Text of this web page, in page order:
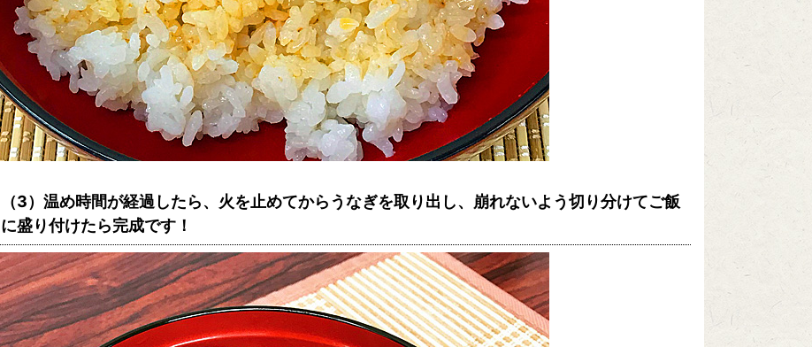
（3）温め時間が経過したら、火を止めてからうなぎを取り出し、崩れないよう切り分けてご飯
に盛り付けたら完成です！